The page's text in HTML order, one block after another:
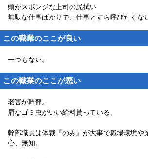
頭がスポンジな上司の尻拭い
無駄な仕事ばかりで、仕事とすら呼びたくな
この職業のここが良い
一つもない。
この職業のここが悪い
老害が幹部。
屑なゴミ虫がいい給料貰っている。
幹部職員は体裁『のみ』が大事で職場環境や
心、無知。